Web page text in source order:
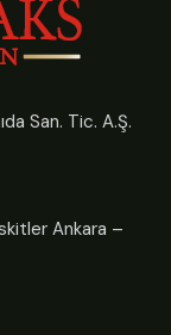
San. Tic. A.Ş.
Ankara –